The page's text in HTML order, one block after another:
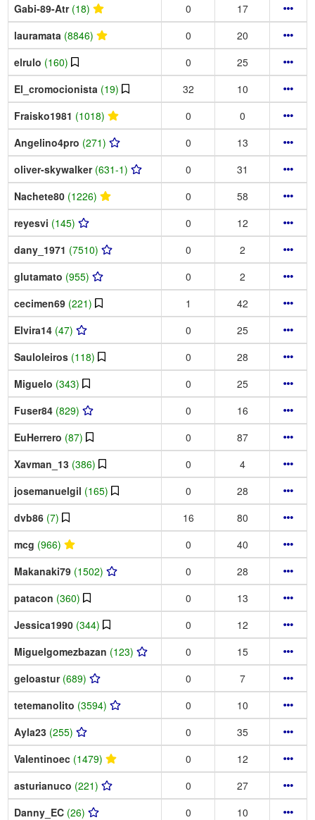
Gabi-89-Atr (18) 0
17
lauramata (8846) 0
20
elrulo (160) 0
25
El_cromocionista (19) 32
10
Fraisko1981 (1018) 0
0
Angelino4pro (271) 0
13
oliver-skywalker (631-1) 0
31
Nachete80 (1226) 0
58
reyesvi (145) 0
12
dany_1971 (7510) 0
2
glutamato (955) 0
2
cecimen69 (221) 1
42
Elvira14 (47) 0
25
Sauloleiros (118) 0
28
Miguelo (343) 0
25
Fuser84 (829) 0
16
EuHerrero (87) 0
87
Xavman_13 (386) 0
4
josemanuelgil (165) 0
28
dvb86 (7) 16
80
mcg (966) 0
40
Makanaki79 (1502) 0
28
patacon (360) 0
13
Jessica1990 (344) 0
12
Miguelgomezbazan (123) 0
15
geloastur (689) 0
7
tetemanolito (3594) 0
10
Ayla23 (255) 0
35
Valentinoec (1479) 0
12
asturianuco (221) 0
27
Danny_EC (26) 0
10